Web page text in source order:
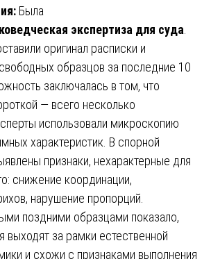
Была
экспертиза для суда
оригинал расписки и
образцов за последние 10
заключалась в том, что
— всего несколько
использовали микроскопию
характеристик. В спорной
признаки, нехарактерные для
снижение координации,
нарушение пропорций.
поздними образцами показало,
выходят за рамки естественной
и схожи с признаками выполнения